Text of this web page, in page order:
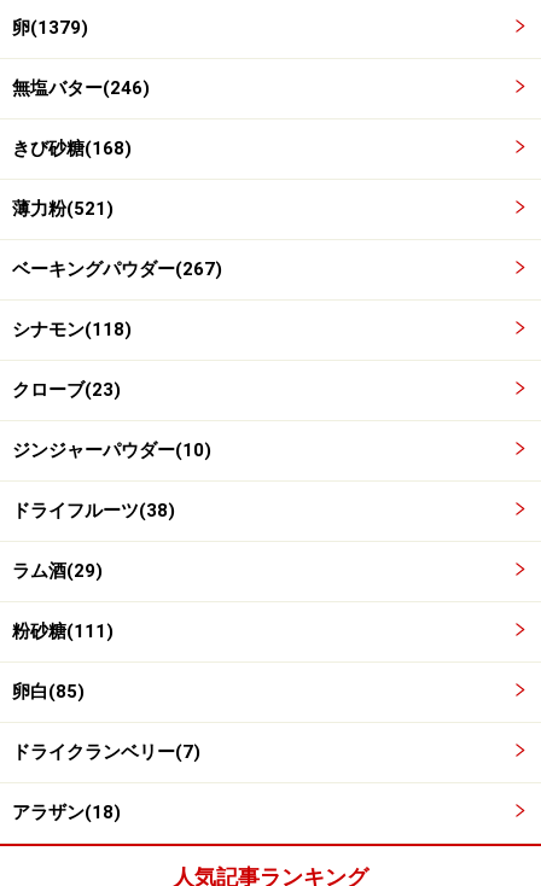
型にいれ、オーブンで焼く
ミニクグロフ型に入れ、170℃に余熱したオーブンで25
分焼きます。
卵(1379)
無塩バター(246)
きび砂糖(168)
薄力粉(521)
ベーキングパウダー(267)
シナモン(118)
クローブ(23)
ジンジャーパウダー(10)
ドライフルーツ(38)
ラム酒(29)
粉砂糖(111)
卵白(85)
ドライクランベリー(7)
アラザン(18)
人気記事ランキング